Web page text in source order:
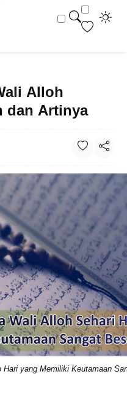
Alloh
dan Artinya
yang Memiliki Keutamaan